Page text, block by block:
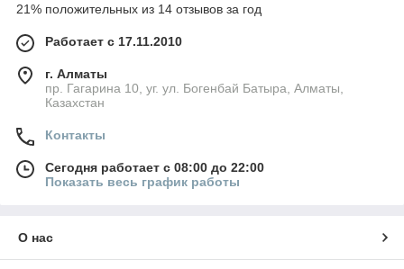
21% положительных из 14 отзывов за год
Работает с 17.11.2010
г. Алматы
пр. Гагарина 10, уг. ул. Богенбай Батыра, Алматы,
Казахстан
Контакты
Сегодня работает с 08:00 до 22:00
Показать весь график работы
О нас